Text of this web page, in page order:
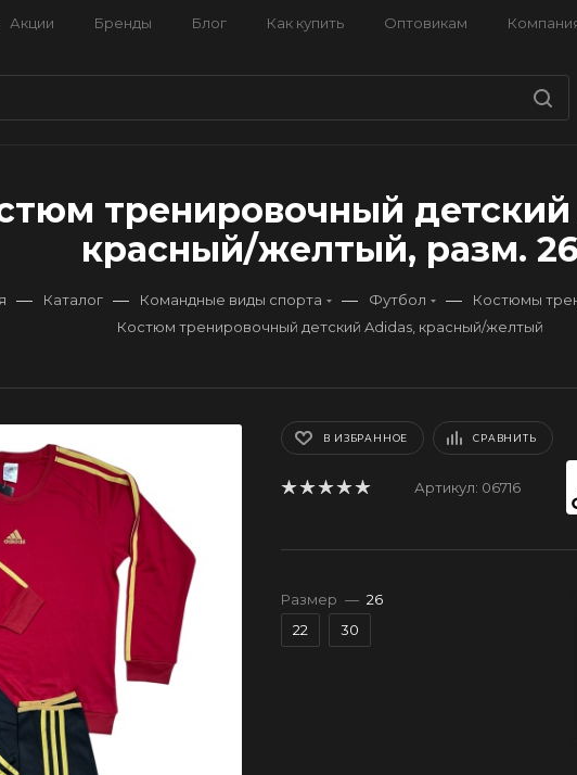
Акции Бренды Блог Как купить Оптовикам
тренировочный детский
красный/желтый, разм. 26
— Каталог — Командные виды спорта — Футбол — Костюмы
Костюм тренировочный детский Adidas, красный/желтый
В ИЗБРАННОЕ СРАВНИТЬ
Артикул: 06716
Размер — 26
22
30